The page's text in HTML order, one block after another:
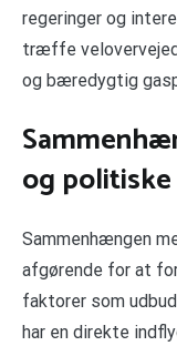
regeringer og
træffe
og bæredygtig
og
Sammenhængen
afgørende for at
faktorer som
har en direkte